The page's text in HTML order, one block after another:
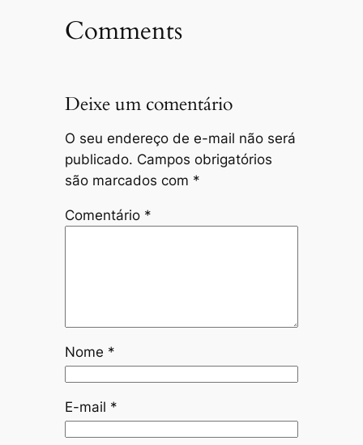
Comments
Deixe um comentário
O seu endereço de e-mail não será
publicado. Campos obrigatórios
são marcados com *
Comentário *
Nome *
E-mail *